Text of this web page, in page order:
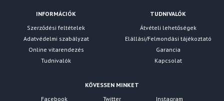
INFORMÁCIÓK
Szerződési feltételek
Adatvédelmi szabályzat
Online vitarendezés
Tudnivalók
TUDNIVALÓK
Átvételi lehetőségek
Elállási/Felmondási tájékoztató
Garancia
Kapcsolat
KÖVESSEN MINKET
Facebook
Twitter Instagram